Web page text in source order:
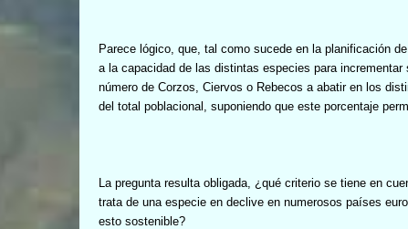
Parece lógico, que, tal como sucede en la planificación
a la capacidad de las distintas especies para
número de Corzos, Ciervos o Rebecos a abatir en los
del total poblacional, suponiendo que este porcentaje
La pregunta resulta obligada, ¿qué criterio se tiene en
trata de una especie en declive en numerosos países
esto sostenible?